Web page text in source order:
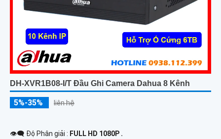
DH-XVR1B08-I/T Đầu Ghi Camera Dahua 8 Kênh
5%-35% liên hệ
👁️‍🗨 Độ Phân giải : FULL HD 1080P .